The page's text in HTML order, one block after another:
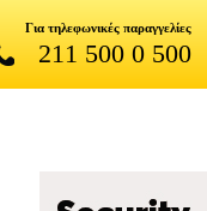
Για τηλεφωνικές παραγγελίες
211 500 0 500